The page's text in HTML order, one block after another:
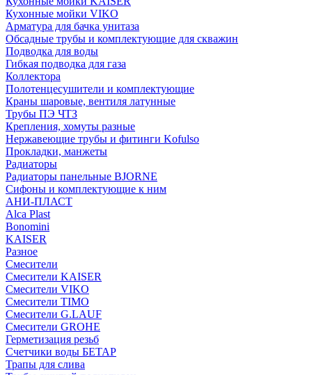
Кухонные мойки VIKO
Арматура для бачка унитаза
Обсадные трубы и комплектующие для скважин
Подводка для воды
Гибкая подводка для газа
Коллектора
Полотенцесушители и комплектующие
Краны шаровые, вентиля латунные
Трубы ПЭ ЧТЗ
Крепления, хомуты разные
Нержавеющие трубы и фитинги Kofulso
Прокладки, манжеты
Радиаторы
Радиаторы панельные BJORNE
Сифоны и комплектующие к ним
АНИ-ПЛАСТ
Alca Plast
Bonomini
KAISER
Разное
Смесители
Смесители KAISER
Смесители VIKO
Смесители TIMO
Смесители G.LAUF
Смесители GROHE
Герметизация резьб
Счетчики воды БЕТАР
Трапы для слива